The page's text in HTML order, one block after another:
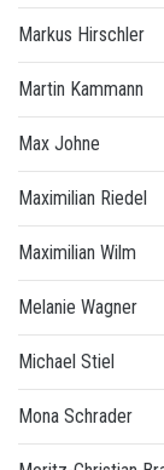
Markus Hirschler
Martin Kammann
Max Johne
Maximilian Riedel
Maximilian Wilm
Melanie Wagner
Michael Stiel
Mona Schrader